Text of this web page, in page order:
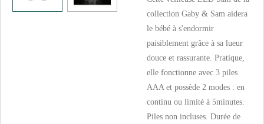
collection Gaby & Sam aidera
le bébé à s'endormir
paisiblement grâce à sa lueur
douce et rassurante. Pratique,
elle fonctionne avec 3 piles
AAA et possède 2 modes : en
continu ou limité à 5minutes.
Piles non incluses. Durée de